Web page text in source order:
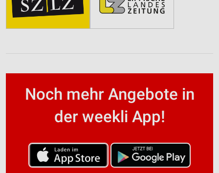
Noch mehr Angebote in
der weekli App!